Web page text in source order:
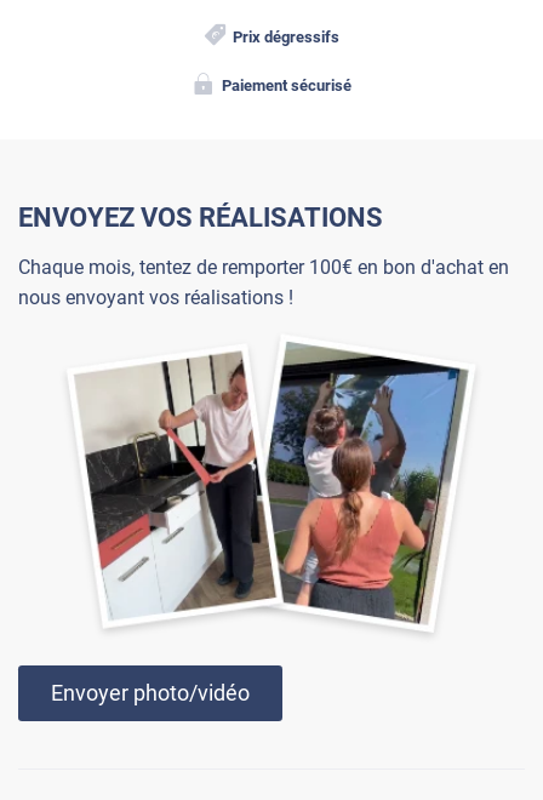
Prix dégressifs
Paiement sécurisé
ENVOYEZ VOS RÉALISATIONS
Chaque mois, tentez de remporter 100€ en bon d'achat en
nous envoyant vos réalisations !
Envoyer photo/vidéo